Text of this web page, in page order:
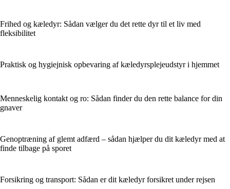
Frihed og kæledyr: Sådan vælger du det rette dyr til et liv med
fleksibilitet
Praktisk og hygiejnisk opbevaring af kæledyrsplejeudstyr i hjemmet
Menneskelig kontakt og ro: Sådan finder du den rette balance for din
gnaver
Genoptræning af glemt adfærd – sådan hjælper du dit kæledyr med at
finde tilbage på sporet
Forsikring og transport: Sådan er dit kæledyr forsikret under rejsen